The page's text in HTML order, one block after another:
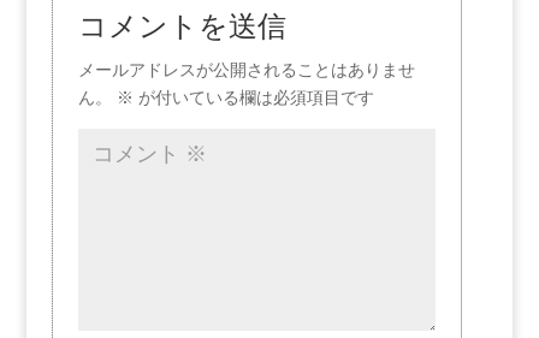
コメントを送信
メールアドレスが公開されることはありませ
ん。
※ が付いている欄は必須項目です